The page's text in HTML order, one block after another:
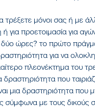
τρέξετε μόνοι σας ή με
για προετοιμασία για
δύο ώρες? το πρώτο
για να
πλεονέκτημα του
δραστηριότητα που
μια δραστηριότητα που
σύμφωνα με τους δικούς